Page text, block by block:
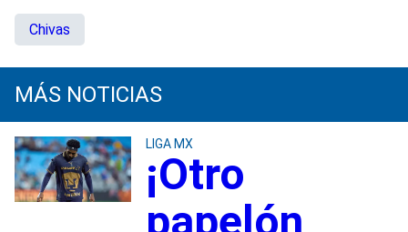
Chivas
MÁS NOTICIAS
LIGA MX
¡Otro
papelón